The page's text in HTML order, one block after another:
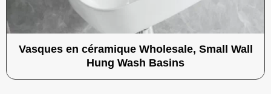
Vasques en céramique Wholesale, Small Wall
Hung Wash Basins